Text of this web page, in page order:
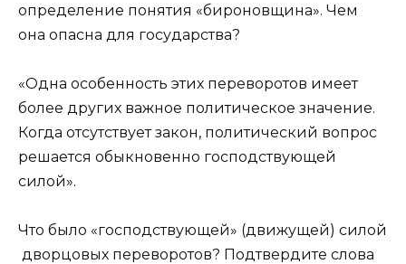
определение понятия «бироновщина». Чем
она опасна для государства?
«Одна особенность этих переворотов имеет
более других важное политическое значение.
Когда отсутствует закон, политический вопрос
решается обыкновенно господствующей
силой».
Что было «господствующей» (движущей) силой
дворцовых переворотов? Подтвердите слова